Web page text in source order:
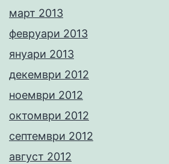
март 2013
февруари 2013
януари 2013
декември 2012
ноември 2012
октомври 2012
септември 2012
август 2012